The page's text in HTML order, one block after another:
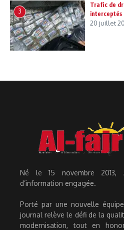
3
Trafic de
interceptés
20 juillet
Né le 15 novembre 2013,
d’information engagée.
Porté par une nouvelle
journal relève le défi de la
modernisation, tout en